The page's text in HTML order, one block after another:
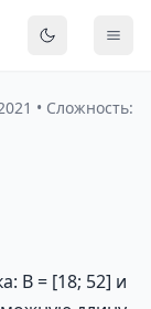
• Сложность:
В = [18; 52] и